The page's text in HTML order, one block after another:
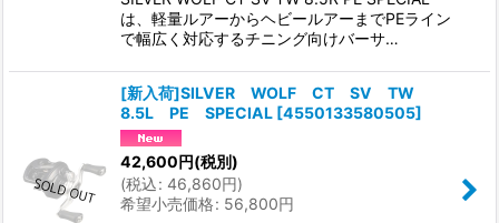
は、軽量ルアーからヘビールアーまでPEライン
で幅広く対応するチニング向けバーサ…
[新入荷]SILVER WOLF CT SV TW
8.5L PE SPECIAL [4550133580505]
42,600円(税別)
(税込: 46,860円)
希望小売価格: 56,800円